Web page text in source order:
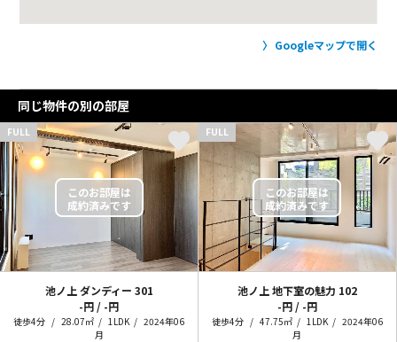
Googleマップで開く
同じ物件の別の部屋
FULL
池ノ上 ダンディー 301
-円 / -円
徒歩4分 28.07㎡ 1LDK
2024年06
月
FULL
池ノ上 地下室の魅力 102
-円 / -円
徒歩4分 47.75㎡ 1LDK
2024年06
月